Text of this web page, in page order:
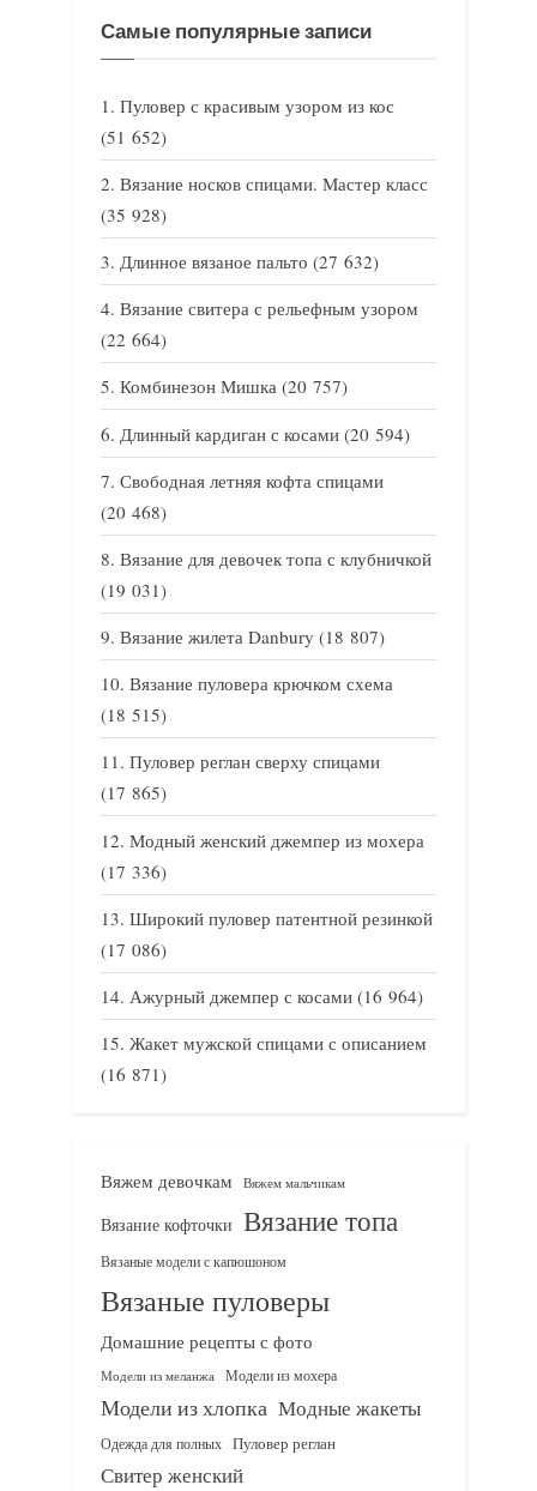
Самые популярные записи
Пуловер с красивым узором из кос
(51 652)
Вязание носков спицами. Мастер класс
(35 928)
Длинное вязаное пальто (27 632)
Вязание свитера с рельефным узором
(22 664)
Комбинезон Мишка (20 757)
Длинный кардиган с косами (20 594)
Свободная летняя кофта спицами
(20 468)
Вязание для девочек топа с клубничкой
(19 031)
Вязание жилета Danbury (18 807)
Вязание пуловера крючком схема
(18 515)
Пуловер реглан сверху спицами
(17 865)
Модный женский джемпер из мохера
(17 336)
Широкий пуловер патентной резинкой
(17 086)
Ажурный джемпер с косами (16 964)
Жакет мужской спицами с описанием
(16 871)
Вяжем девочкам Вяжем мальчикам
Вязание кофточки Вязание топа
Вязаные модели с капюшоном
Вязаные пуловеры
Домашние рецепты с фото
Модели из меланжа Модели из мохера
Модели из хлопка Модные жакеты
Одежда для полных Пуловер реглан
Свитер женский